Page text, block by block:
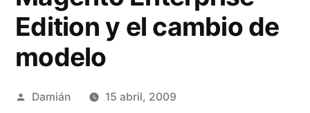
Edition y el cambio de
modelo
Publicado
Damián 15 abril, 2009